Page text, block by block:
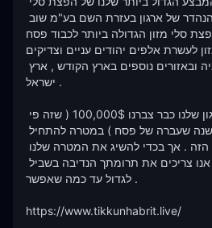
סלי מזון הגדולה ביותר לכבוד פסח .
לעשרת אלפים יהודים עניים וצדיקים  .
ישראל .
לגדול עד כמה שאפשר .
https://www.tikkunhabrit.live/